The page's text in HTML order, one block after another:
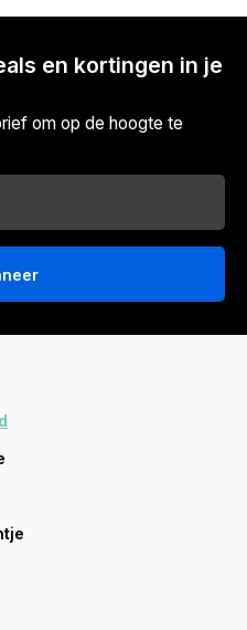
en kortingen in je
om op de hoogte te